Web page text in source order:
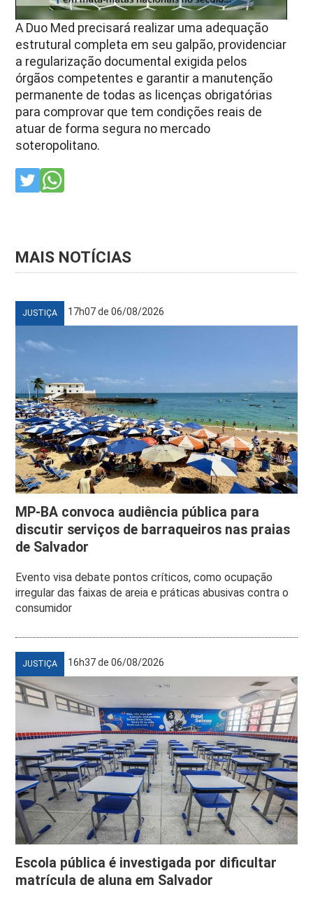
A Duo Med precisará realizar uma adequação
estrutural completa em seu galpão, providenciar
a regularização documental exigida pelos
órgãos competentes e garantir a manutenção
permanente de todas as licenças obrigatórias
para comprovar que tem condições reais de
atuar de forma segura no mercado
soteropolitano.
MAIS NOTÍCIAS
JUSTIÇA 17h07 de 06/08/2026
MP-BA convoca audiência pública para
discutir serviços de barraqueiros nas praias
de Salvador
Evento visa debate pontos críticos, como ocupação
irregular das faixas de areia e práticas abusivas contra o
consumidor
JUSTIÇA 16h37 de 06/08/2026
Escola pública é investigada por dificultar
matrícula de aluna em Salvador